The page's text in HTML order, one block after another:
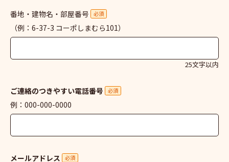
番地・建物名・部屋番号 必須
（例：6-37-3 コーポしまむら101）
25文字以内
ご連絡のつきやすい電話番号 必須
例：000-000-0000
メールアドレス 必須